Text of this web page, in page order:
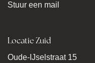
Stuur een mail
Locatie Zuid
Oude-IJselstraat 15